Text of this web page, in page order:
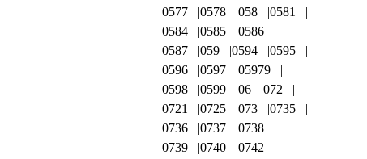
0577
0578 058
0581
0584
0585
0586
0587
059 0594
0595
0596
0597
05979
0598
0599 06
072
0721
0725 073
0735
0736
0737
0738
0739
0740
0742